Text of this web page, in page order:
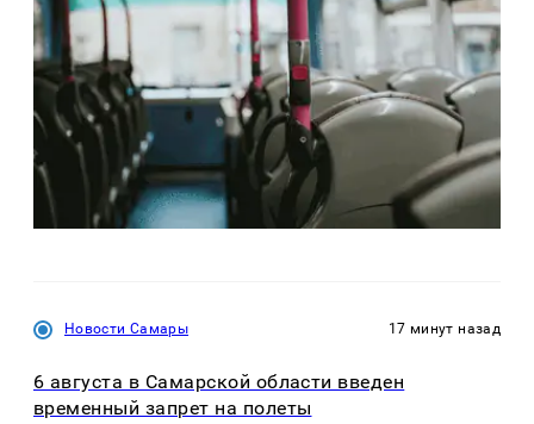
Новости Самары 17 минут назад
6 августа в Самарской области введен
временный запрет на полеты